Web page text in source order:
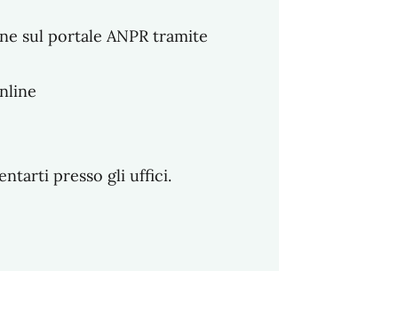
sul portale ANPR tramite
presso gli uffici.